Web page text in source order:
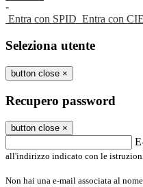
-
Entra con SPID Entra con CIE
Seleziona utente
button close ×
Recupero password
button close ×
all'indirizzo indicato con le
Non hai una e-mail associata al